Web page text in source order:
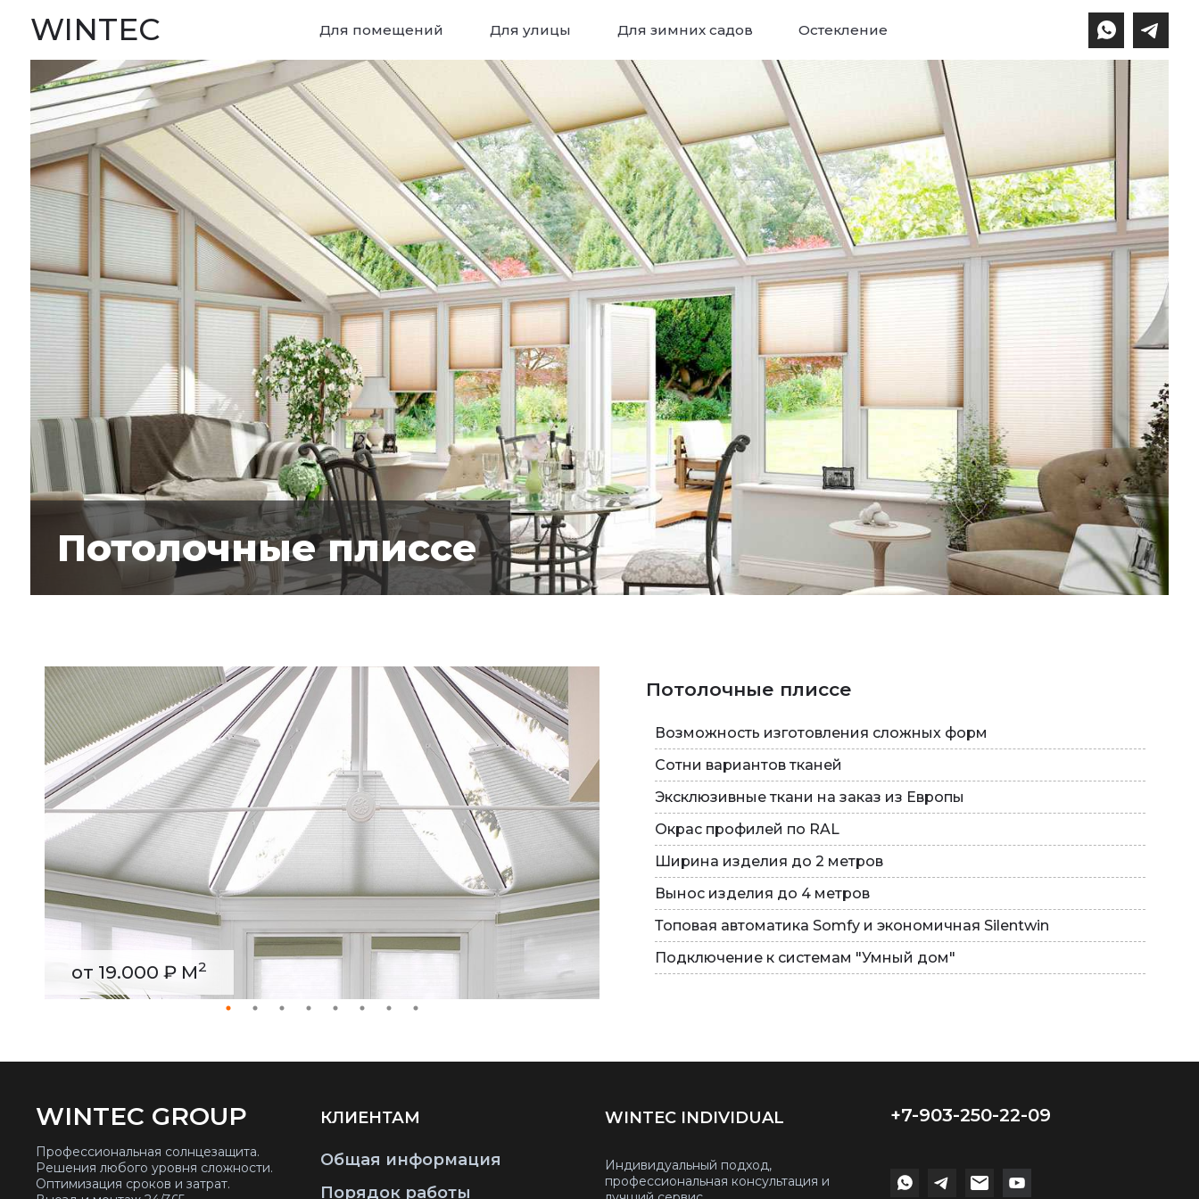
WINTEC Для помещений Для улицы Для зимних садов Остекление
Потолочные плиссе
от 19.000 ₽ М2
Потолочные плиссе
Возможность изготовления сложных форм
Сотни вариантов тканей
Эксклюзивные ткани на заказ из Европы
Окрас профилей по RAL
Ширина изделия до 2 метров
Вынос изделия до 4 метров
Топовая автоматика Somfy и экономичная Silentwin
Подключение к системам "Умный дом"
WINTEC GROUP
Профессиональная солнцезащита.
Решения любого уровня сложности.
Оптимизация сроков и затрат.
КЛИЕНТАМ
Общая информация
Порядок работы
WINTEC INDIVIDUAL
Индивидуальный подход,
профессиональная консультация и
+7-903-250-22-09